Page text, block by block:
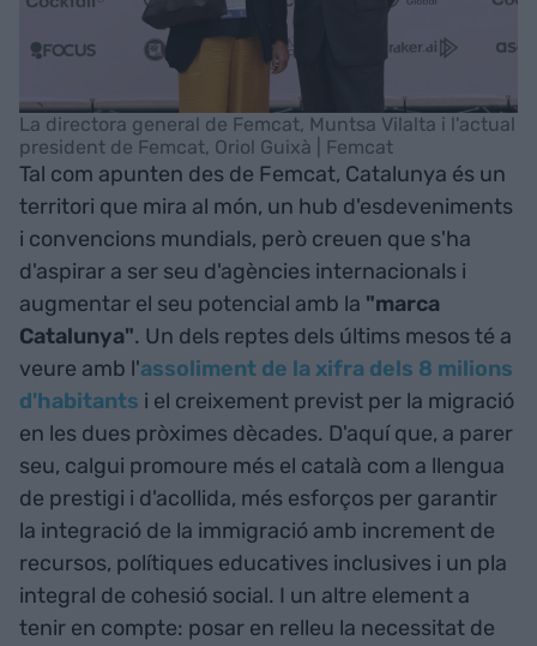
La directora general de Femcat, Muntsa Vilalta i l'actual
president de Femcat, Oriol Guixà | Femcat
Tal com apunten des de Femcat, Catalunya és un
territori que mira al món, un hub d'esdeveniments
i convencions mundials, però creuen que s'ha
d'aspirar a ser seu d'agències internacionals i
augmentar el seu potencial amb la "marca
Catalunya". Un dels reptes dels últims mesos té a
veure amb l'assoliment de la xifra dels 8 milions
d'habitants i el creixement previst per la migració
en les dues pròximes dècades. D'aquí que, a parer
seu, calgui promoure més el català com a llengua
de prestigi i d'acollida, més esforços per garantir
la integració de la immigració amb increment de
recursos, polítiques educatives inclusives i un pla
integral de cohesió social. I un altre element a
tenir en compte: posar en relleu la necessitat de